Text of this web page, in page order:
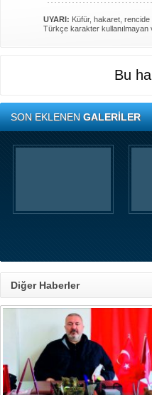
UYARI: Küfür, hakaret, rencide
Türkçe karakter kullanılmayan
Bu
SON EKLENENGALERİLER
Diğer Haberler